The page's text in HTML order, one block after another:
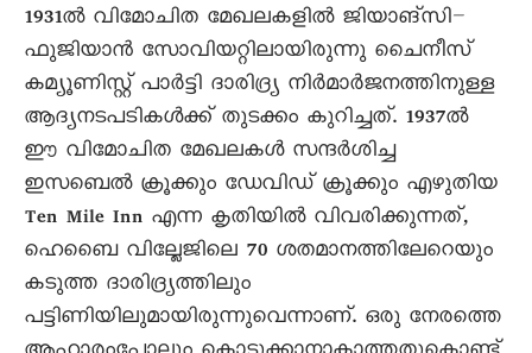
1931ൽ വിമോചിത മേഖലകളിൽ ജിയാങ്സി–
ഫുജിയാൻ സോവിയറ്റിലായിരുന്നു ചെെനീസ്
കമ്യൂണിസ്റ്റ് പാർട്ടി ദാരിദ്ര്യ നിർമാർജനത്തിനുള്ള
ആദ്യനടപടികൾക്ക് തുടക്കം കുറിച്ചത്. 1937ൽ
ഈ വിമോചിത മേഖലകൾ സന്ദർശിച്ച
ഇസബെൽ ക്രൂക്കും ഡേവിഡ് ക്രൂക്കും എഴുതിയ
Ten Mile Inn എന്ന കൃതിയിൽ വിവരിക്കുന്നത്,
ഹെബെെ വില്ലേജിലെ 70 ശതമാനത്തിലേറെയും
കടുത്ത ദാരിദ്ര്യത്തിലും
പട്ടിണിയിലുമായിരുന്നുവെന്നാണ്. ഒരു നേരത്തെ